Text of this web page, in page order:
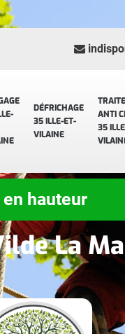
DÉFRICHAGE
35 ILLE-ET-
VILAINE
ANTI
35
hauteur
La